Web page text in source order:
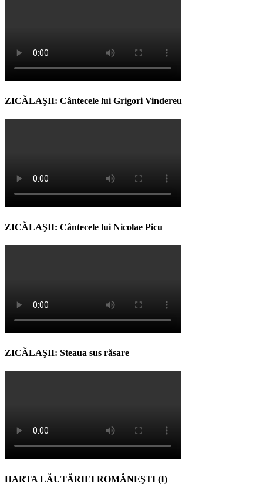
ZICĂLAŞII: Cântecele lui Grigori Vindereu
ZICĂLAŞII: Cântecele lui Nicolae Picu
ZICĂLAŞII: Steaua sus răsare
HARTA LĂUTĂRIEI ROMÂNEŞTI (I)